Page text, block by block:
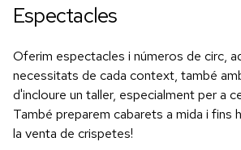
Espectacles
Oferim espectacles i números de circ,
necessitats de cada context, també
d'incloure un taller, especialment per a
També preparem cabarets a mida i
la venta de crispetes!